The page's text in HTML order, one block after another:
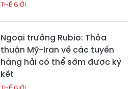
THẾ GIỚI
Ngoại trưởng Rubio: Thỏa
thuận Mỹ-Iran về các tuyến
hàng hải có thể sớm được ký
kết